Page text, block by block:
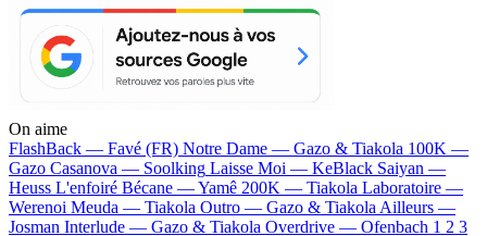
On aime
FlashBack — Favé (FR) Notre Dame — Gazo & Tiakola 100K —
Gazo Casanova — Soolking Laisse Moi — KeBlack Saiyan —
Heuss L'enfoiré Bécane —Yamê 200K — Tiakola Laboratoire —
Werenoi Meuda — Tiakola Outro — Gazo & Tiakola Ailleurs —
Josman Interlude — Gazo & Tiakola Overdrive — Ofenbach 1 2 3